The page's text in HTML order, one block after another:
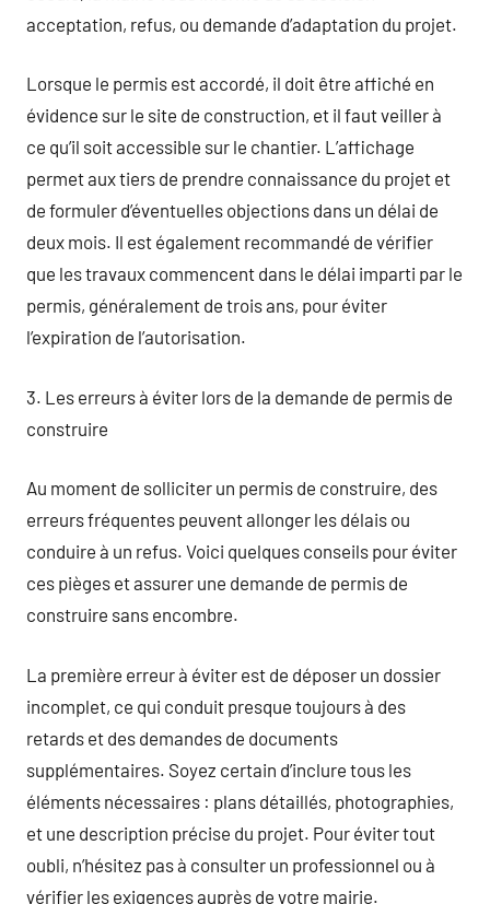
acceptation, refus, ou demande d’adaptation du projet.
Lorsque le permis est accordé, il doit être affiché en
évidence sur le site de construction, et il faut veiller à
ce qu’il soit accessible sur le chantier. L’affichage
permet aux tiers de prendre connaissance du projet et
de formuler d’éventuelles objections dans un délai de
deux mois. Il est également recommandé de vérifier
que les travaux commencent dans le délai imparti par le
permis, généralement de trois ans, pour éviter
l’expiration de l’autorisation.
3. Les erreurs à éviter lors de la demande de permis de
construire
Au moment de solliciter un permis de construire, des
erreurs fréquentes peuvent allonger les délais ou
conduire à un refus. Voici quelques conseils pour éviter
ces pièges et assurer une demande de permis de
construire sans encombre.
La première erreur à éviter est de déposer un dossier
incomplet, ce qui conduit presque toujours à des
retards et des demandes de documents
supplémentaires. Soyez certain d’inclure tous les
éléments nécessaires : plans détaillés, photographies,
et une description précise du projet. Pour éviter tout
oubli, n’hésitez pas à consulter un professionnel ou à
vérifier les exigences auprès de votre mairie.